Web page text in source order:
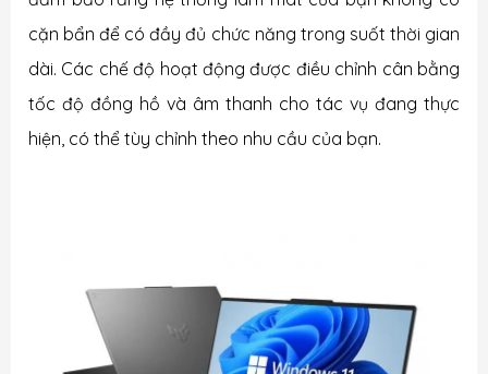
cặn bẩn để có đầy đủ chức năng trong suốt thời gian
dài. Các chế độ hoạt động được điều chỉnh cân bằng
tốc độ đồng hồ và âm thanh cho tác vụ đang thực
hiện, có thể tùy chỉnh theo nhu cầu của bạn.